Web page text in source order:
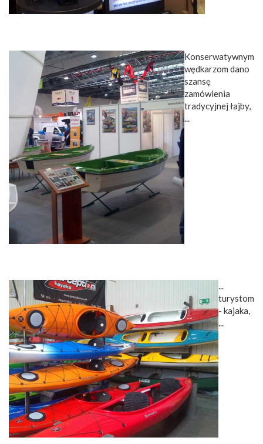
Konserwatywnym
wędkarzom dano
szansę
zamówienia
tradycyjnej łajby,
...
...
turystom
- kajaka,
...